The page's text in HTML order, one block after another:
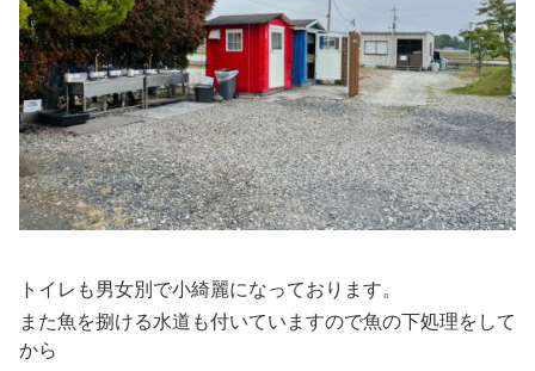
トイレも男女別で小綺麗になっております。
また魚を捌ける水道も付いていますので魚の下処理をして
から